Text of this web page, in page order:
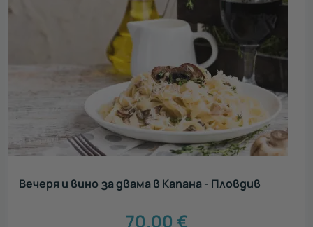
Вечеря и вино за двама в Капана - Пловдив
70.00 €